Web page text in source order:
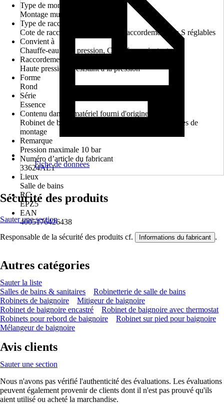
Type de montage
Montage mural en saillie
Type de raccordement
Cote de raccordement 150 mm, Raccordements en S réglables
Convient à
Chauffe-eau sous pression, Chauffe-eau instantané
Raccordement
Haute pression - résistant à la pression
Forme
Rond
Série
Essence
Contenu dans le matériel fourni d'origine
Robinet de baignoire, Matériel de fixation, Consignes de
montage
Remarque
Pression maximale 10 bar
Numéro d’article du fabricant
33624AL1
Lieux
Salle de bains
RC
EPZ5
EAN
4005176426438
Fiche de données
Sécurité des produits
Sauter une section
Responsable de la sécurité des produits cf. Informations du fabricant .
Autres catégories
Sauter la liste
Salles de bains & sanitaires
Robinetterie de salle de bains
Robinets de baignoire
Mitigeur de baignoire
Robinet de baignoire encastré
Robinet de baignoire avec thermostat
Robinets pour rebord de baignoire
Robinet sur pied pour baignoire
Mélangeur de baignoire
Avis clients
Sauter une section
Nous n'avons pas vérifié l'authenticité des évaluations. Les évaluations
peuvent également provenir de clients dont il n'est pas prouvé qu'ils
aient utilisé ou acheté la marchandise.